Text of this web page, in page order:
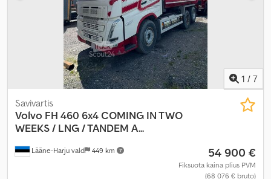
1 / 7
Lääne-Harju vald 449 km
Savivartis
Volvo FH 460 6x4 COMING IN TWO
WEEKS / LNG / TANDEM A...
54 900 €
Fiksuota kaina plius PVM
(68 076 € bruto)